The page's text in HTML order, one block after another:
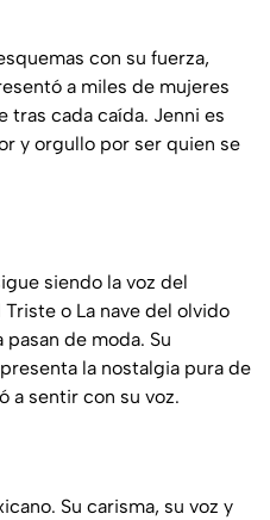
con su fuerza,
a miles de mujeres
tras cada caída. Jenni es
y orgullo por ser quien se
siendo la voz del
Triste o La nave del olvido
de moda. Su
la nostalgia pura de
a sentir con su voz.
Su carisma, su voz y